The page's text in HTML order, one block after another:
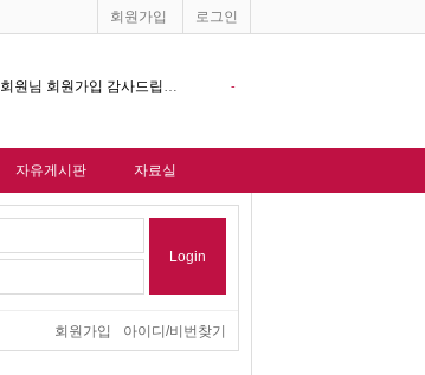
회원가입 로그인
- 알림 창원기계공구상가 홈페이지 다음포털 싸이트 등록완료 !!!
자유게시판 자료실
Login
아이디/비번찾기
회원가입